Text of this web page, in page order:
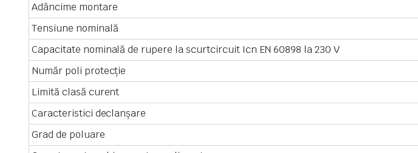
Adâncime montare
Tensiune nominală
Capacitate nominală de rupere la scurtcircuit Icn EN 60898 la 230 V
Număr poli protecţie
Limită clasă curent
Caracteristici declanşare
Grad de poluare